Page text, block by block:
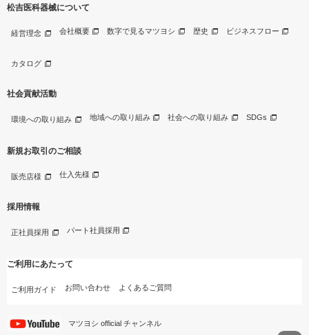
松吉医科器械について
経営理念 会社概要 数字で見るマツヨシ 歴史 ビジネスフロー
カタログ
社会貢献活動
環境への取り組み 地域への取り組み 社会への取り組み SDGs
新規お取引のご相談
販売店様 仕入先様
採用情報
正社員採用 パート社員採用
ご利用にあたって
ご利用ガイド お問い合わせ よくあるご質問
マツヨシ official チャンネル